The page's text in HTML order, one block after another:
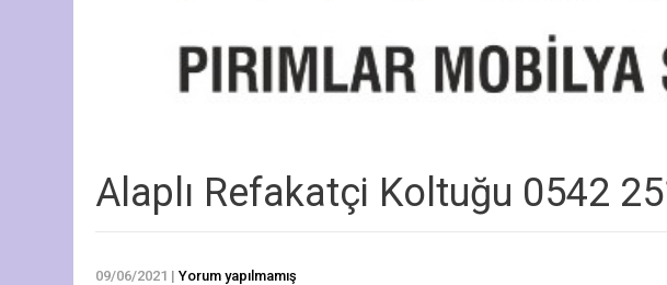
Alaplı Refakatçi Koltuğu 0542
09/06/2021 | Yorum yapılmamış